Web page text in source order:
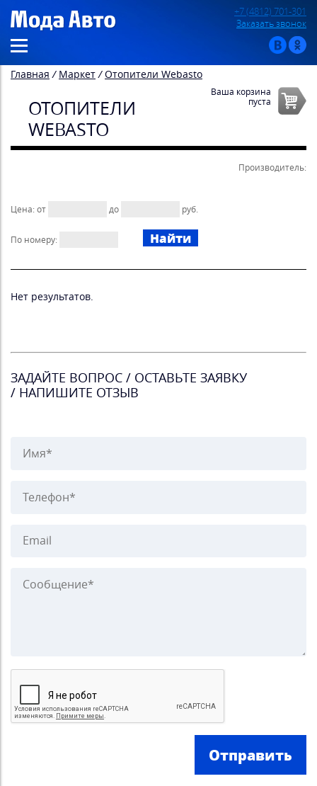
+7 (4812) 701-301
Заказать звонок
Главная / Маркет / Отопители Webasto
ОТОПИТЕЛИ
WEBASTO
Ваша корзина
пуста
Производитель:
Цена:от до руб.
По номеру:
Нет результатов.
ЗАДАЙТЕ ВОПРОС / ОСТАВЬТЕ ЗАЯВКУ
/ НАПИШИТЕ ОТЗЫВ
Отправить